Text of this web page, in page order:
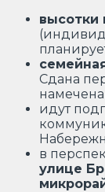
высотки
Сдана
намечена
идут
в
улице